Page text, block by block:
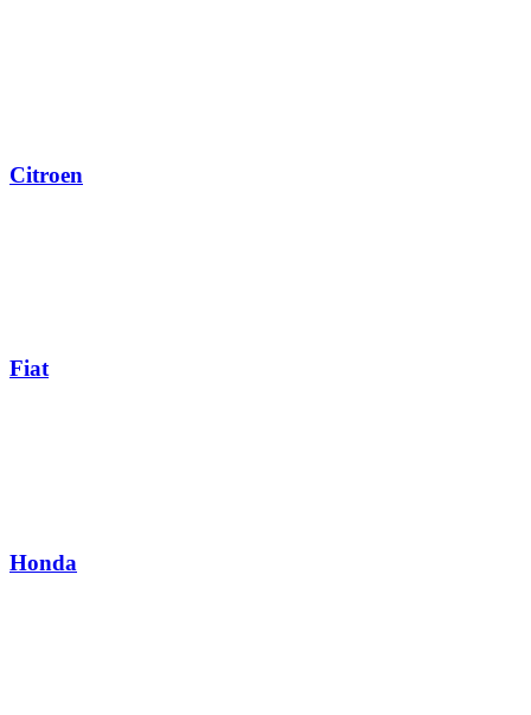
Citroen
Fiat
Honda